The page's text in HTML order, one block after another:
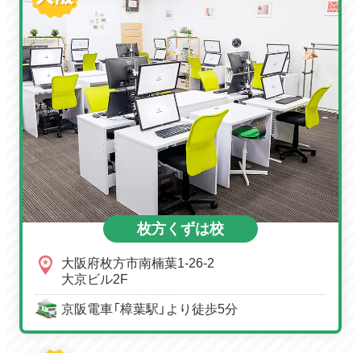
枚方くずは校
大阪府枚方市南楠葉1-26-2
大京ビル2F
京阪電車「樟葉駅」より徒歩5分